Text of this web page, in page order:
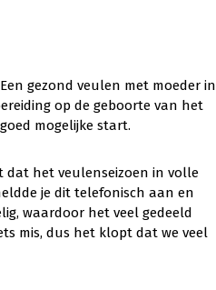
gezond veulen met moeder in
op de geboorte van het
mogelijke start.
dat het veulenseizoen in volle
je dit telefonisch aan en
waardoor het veel gedeeld
mis, dus het klopt dat we veel